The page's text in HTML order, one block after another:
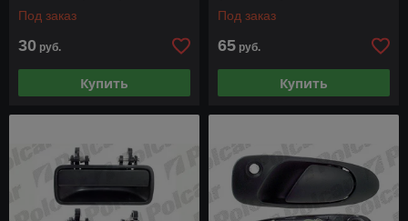
Под заказ
30 руб.
Купить
Под заказ
65 руб.
Купить